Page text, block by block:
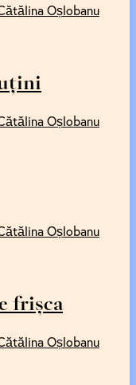
Oșlobanu
Oșlobanu
Oșlobanu
frișca
Oșlobanu